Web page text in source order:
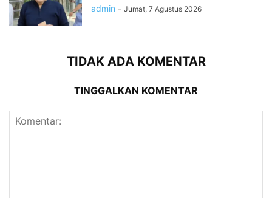
admin - Jumat, 7 Agustus 2026
TIDAK ADA KOMENTAR
TINGGALKAN KOMENTAR